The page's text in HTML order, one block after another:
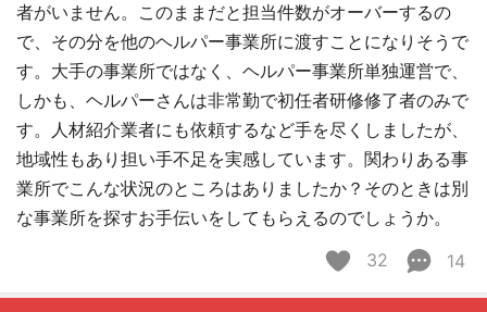
者がいません。このままだと担当件数がオーバーするの
で、その分を他のヘルパー事業所に渡すことになりそうで
す。大手の事業所ではなく、ヘルパー事業所単独運営で、
しかも、ヘルパーさんは非常勤で初任者研修修了者のみで
す。人材紹介業者にも依頼するなど手を尽くしましたが、
地域性もあり担い手不足を実感しています。関わりある事
業所でこんな状況のところはありましたか？そのときは別
な事業所を探すお手伝いをしてもらえるのでしょうか。
32
14